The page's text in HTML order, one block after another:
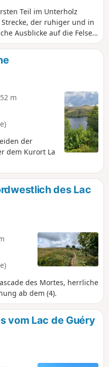
Teil im Unterholz
der ruhiger und in
Ausblicke auf die Felsen
Tal des Baches
m
der
dem Kurort La
des Lac
des Mortes, herrliche
ab dem (4).
vom Lac de Guéry